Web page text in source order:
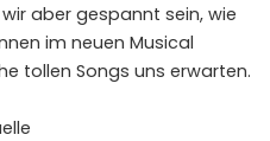
wir aber gespannt sein, wie
im neuen Musical
tollen Songs uns erwarten.